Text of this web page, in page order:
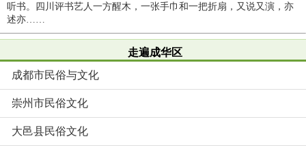
听书。四川评书艺人一方醒木，一张手巾和一把折扇，又说又演，亦
述亦……
走遍成华区
成都市民俗与文化
崇州市民俗文化
大邑县民俗文化